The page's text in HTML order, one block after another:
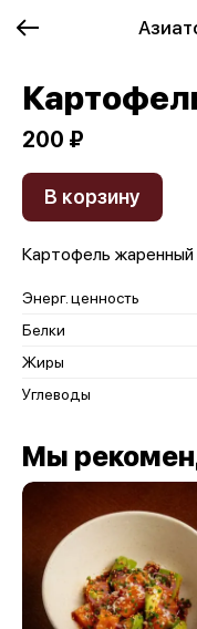
200 ₽
В корзину
Картофель
Энерг. ценность
Белки
Жиры
Углеводы
Мы